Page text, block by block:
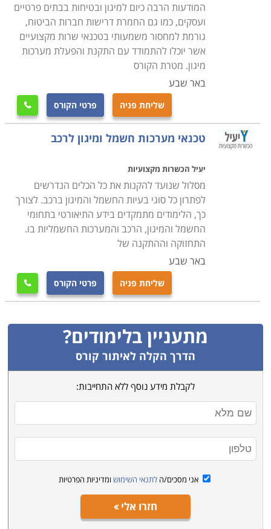
המודעות הרבה כיום למיגון ובטיחות בבתים פרטיים
ועסקים, כמו גם החמרת דרישות חברות הביטוח,
גורמת למחסור משמעותי בטכנאי שרות מקצועיים
אשר יוכלו להתמודד עם התקנת והפעלת מערכות
מיגון. מטרת הקורס
באר שבע
שליחת פניה פרטי הקורס 
טכנאי מערכות חשמל ומיגון לרכב
יעיל הכשרות מקצועיות
מסלול שנועד להקנות את כל הכלים הנדרשים
לפתרון כל סוגי בעיות החשמל והמיגון ברכב. לצורך
כך, הלימודים מתמקדים בידע התיאורטי בתחומי
החשמל והמיגון, הרכב והמערכות החשמליות בו.
התחזוקה וההתקנה של
באר שבע
שליחת פניה פרטי הקורס 
מתעניין בלימודים?
הדרך הקלה לאיתור קורס
לקבלת מידע נוסף ללא התחייבות:
אני מסכים/ה לתנאי השימוש ומדיניות הפרטיות
חזרו אלי